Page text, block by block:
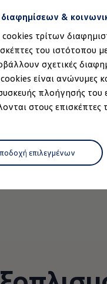
&
cookies τρίτων
του ιστότοπου
σχετικές
είναι ανώνυμες
πλοήγησής του
στους επισκέπτες
επιλεγμένων
που συνδυάζει
καθίσματα και
και άνεση. Υλικά
PET δημιουργούν
να νιώθετε σαν